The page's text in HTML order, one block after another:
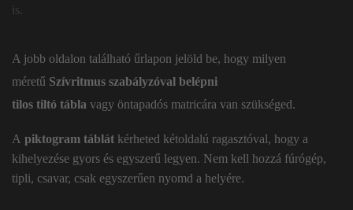
is.
A jobb oldalon található űrlapon jelöld be, hogy milyen
méretű Szívritmus szabályzóval belépni
tilos tiltó tábla vagy öntapadós matricára van szükséged.
A piktogram táblát kérheted kétoldalú ragasztóval, hogy a
kihelyezése gyors és egyszerű legyen. Nem kell hozzá fúrógép,
tipli, csavar, csak egyszerűen nyomd a helyére.